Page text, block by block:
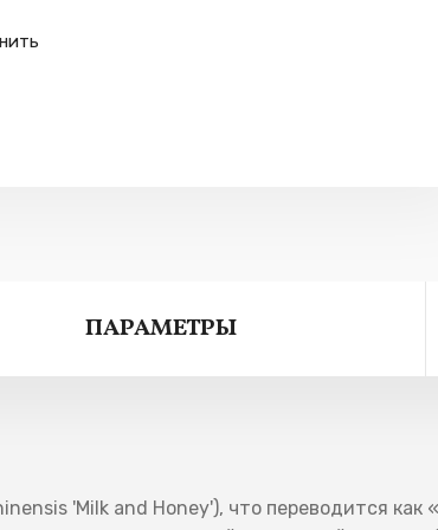
ПАРАМЕТРЫ
'Milk and Honey'), что переводится как